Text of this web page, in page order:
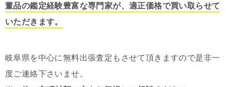
董品の鑑定経験豊富な専門家が、適正価格で買い取らせて
いただきます。
岐阜県を中心に無料出張査定もさせて頂きますので是非一
度ご連絡下さいませ。